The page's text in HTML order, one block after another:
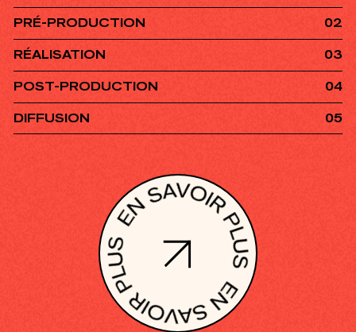
ACCUEIL
PROJETS
L’AGENCE
CONTACT
PRÉ-PRODUCTION
02
RÉALISATION
03
POST-PRODUCTION
04
DIFFUSION
05